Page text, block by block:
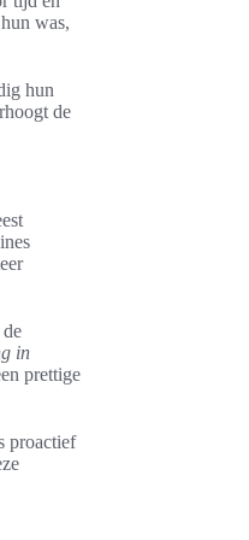
was,
hun
de
in
prettige
proactief